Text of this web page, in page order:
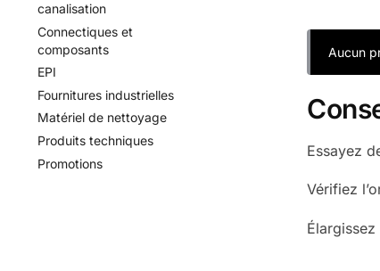
Aucun
Essayez
Vérifiez
canalisation
Connectiques et
composants
EPI
Fournitures industrielles
Matériel de nettoyage
Produits techniques
Promotions